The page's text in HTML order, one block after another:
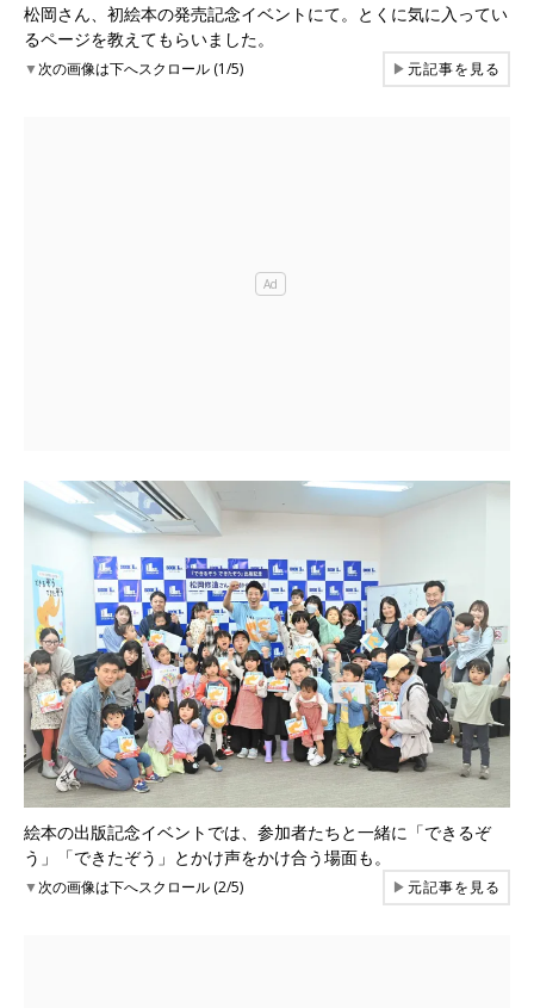
松岡さん、初絵本の発売記念イベントにて。とくに気に入ってい
るページを教えてもらいました。
▼次の画像は下へスクロール (1/5) ▶元記事を見る
絵本の出版記念イベントでは、参加者たちと一緒に「できるぞ
う」「できたぞう」とかけ声をかけ合う場面も。
▼次の画像は下へスクロール (2/5) ▶元記事を見る